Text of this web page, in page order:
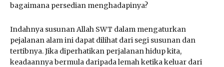
bagaimana persedian menghadapinya?
Indahnya susunan Allah SWT dalam mengaturkan
pejalanan alam ini dapat dilihat dari segi susunan dan
tertibnya. Jika diperhatikan perjalanan hidup kita,
keadaannya bermula daripada lemah ketika keluar dari